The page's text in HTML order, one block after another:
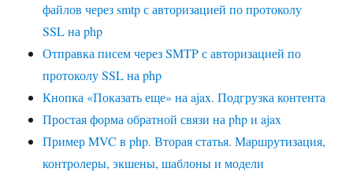
файлов через smtp с авторизацией по протоколу
SSL на php
Отправка писем через SMTP с авторизацией по
протоколу SSL на php
Кнопка «Показать еще» на ajax. Подгрузка контента
Простая форма обратной связи на php и ajax
Пример MVC в php. Вторая статья. Маршрутизация,
контролеры, экшены, шаблоны и модели